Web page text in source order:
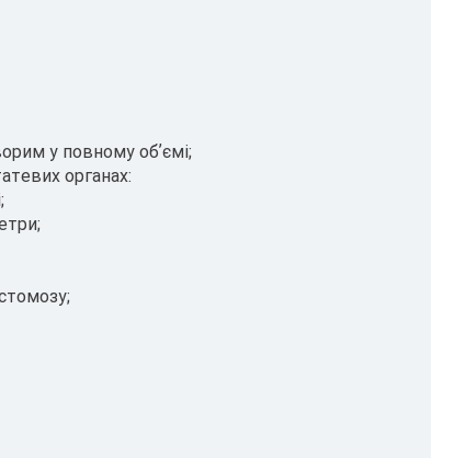
у повному обʼємі;
органах: